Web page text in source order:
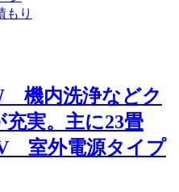
機内洗浄などク
充実。主に23畳
室外電源タイプ